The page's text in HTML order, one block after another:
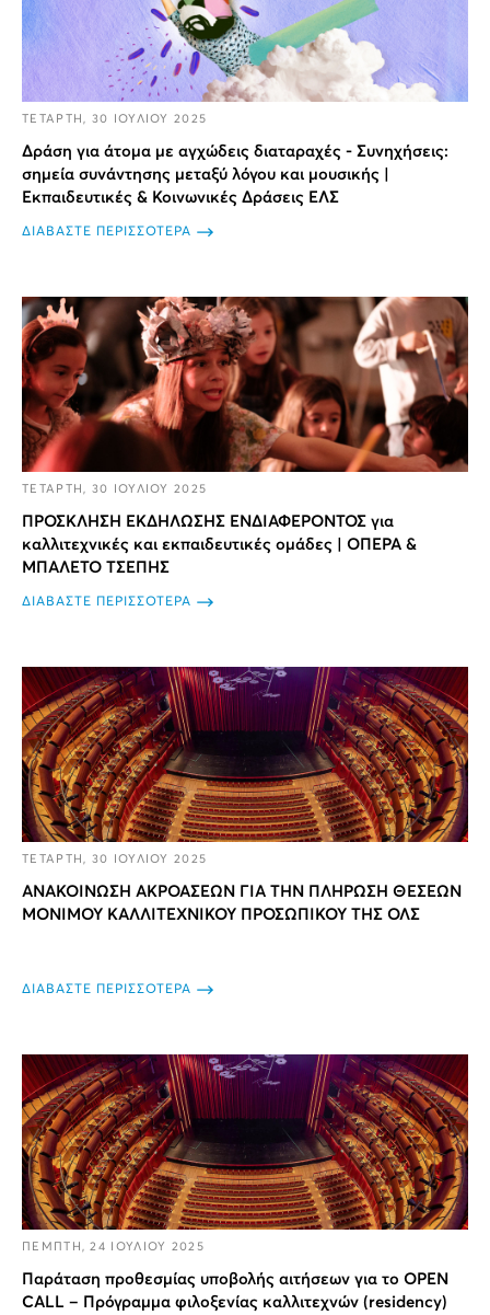
ΤΕΤΑΡΤΗ, 30 ΙΟΥΛΙΟΥ 2025
Δράση για άτομα με αγχώδεις διαταραχές - Συνηχήσεις:
σημεία συνάντησης μεταξύ λόγου και μουσικής |
Εκπαιδευτικές & Κοινωνικές Δράσεις ΕΛΣ
ΔΙΑΒΑΣΤΕ ΠΕΡΙΣΣΟΤΕΡΑ
ΤΕΤΑΡΤΗ, 30 ΙΟΥΛΙΟΥ 2025
ΠΡΟΣΚΛΗΣΗ ΕΚΔΗΛΩΣΗΣ ΕΝΔΙΑΦΕΡΟΝΤΟΣ για
καλλιτεχνικές και εκπαιδευτικές ομάδες | ΟΠΕΡΑ &
ΜΠΑΛΕΤΟ ΤΣΕΠΗΣ
ΔΙΑΒΑΣΤΕ ΠΕΡΙΣΣΟΤΕΡΑ
ΤΕΤΑΡΤΗ, 30 ΙΟΥΛΙΟΥ 2025
ΑΝΑΚΟΙΝΩΣΗ ΑΚΡΟΑΣΕΩΝ ΓΙΑ ΤΗΝ ΠΛΗΡΩΣΗ ΘΕΣΕΩΝ
ΜΟΝΙΜΟΥ ΚΑΛΛΙΤΕΧΝΙΚΟΥ ΠΡΟΣΩΠΙΚΟΥ ΤΗΣ ΟΛΣ
ΔΙΑΒΑΣΤΕ ΠΕΡΙΣΣΟΤΕΡΑ
ΠΕΜΠΤΗ, 24 ΙΟΥΛΙΟΥ 2025
Παράταση προθεσμίας υποβολής αιτήσεων για το OPEN
CALL – Πρόγραμμα φιλοξενίας καλλιτεχνών (residency)